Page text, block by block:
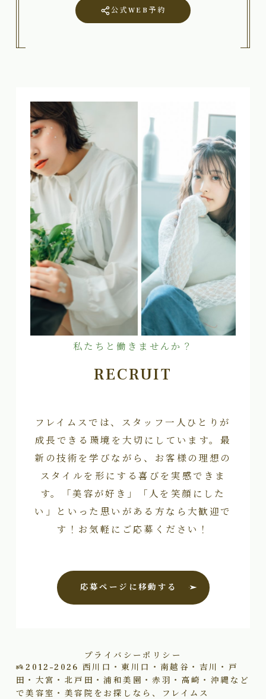
公式WEB予約
私たちと働きませんか？
RECRUIT
フレイムスでは、スタッフ一人ひとりが
成長できる環境を大切にしています。最
新の技術を学びながら、お客様の理想の
スタイルを形にする喜びを実感できま
す。「美容が好き」「人を笑顔にした
い」といった思いがある方なら大歓迎で
す！お気軽にご応募ください！
応募ページに移動する
プライバシーポリシー
2012–2026 西川口・東川口・南越谷・吉川・戸
田・大宮・北戸田・浦和美園・赤羽・高崎・沖縄など
で美容室・美容院をお探しなら、フレイムス